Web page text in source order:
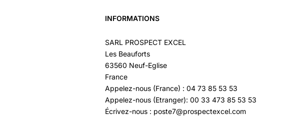
INFORMATIONS
SARL PROSPECT EXCEL
Les Beauforts
63560 Neuf-Eglise
France
Appelez-nous (France) : 04 73 85 53 53
Appelez-nous (Etranger): 00 33 473 85 53 53
Écrivez-nous : poste7@prospectexcel.com